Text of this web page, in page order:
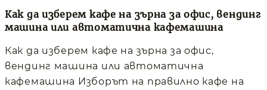
Как да изберем кафе на зърна за офис, вендинг
машина или автоматична кафемашина
Как да изберем кафе на зърна за офис,
вендинг машина или автоматична
кафемашина Изборът на правилно кафе на